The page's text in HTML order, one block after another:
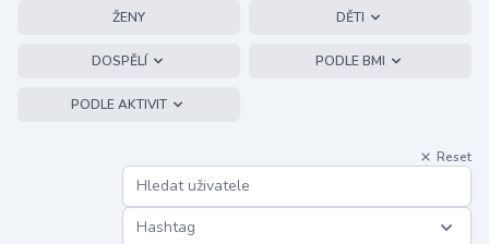
ŽENY DĚTI
DOSPĚLÍ PODLE BMI
PODLE AKTIVIT
Reset
Hashtag